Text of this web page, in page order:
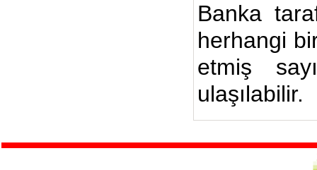
Banka
herhangi
etmiş
ulaşılabilir.